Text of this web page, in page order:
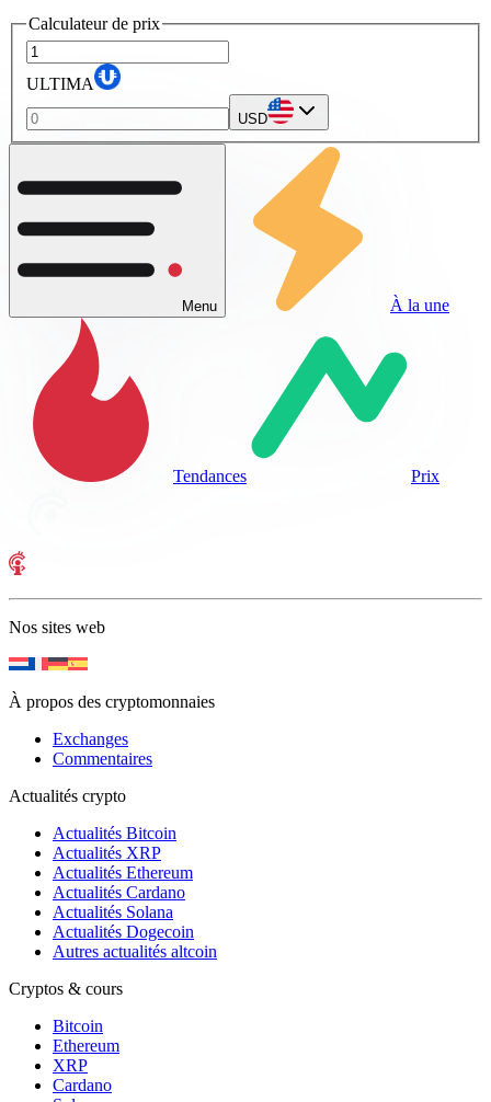
Calculateur de prix
ULTIMA
USD
Menu À la une
Tendances Prix
Nos sites web
À propos des cryptomonnaies
Exchanges
Commentaires
Actualités crypto
Actualités Bitcoin
Actualités XRP
Actualités Ethereum
Actualités Cardano
Actualités Solana
Actualités Dogecoin
Autres actualités altcoin
Cryptos & cours
Bitcoin
Ethereum
XRP
Cardano